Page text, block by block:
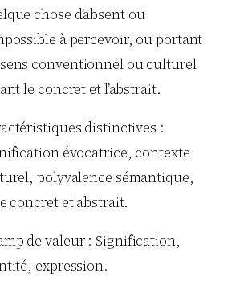
chose d’absent ou
à percevoir, ou portant
conventionnel ou culturel
le concret et l’abstrait.
distinctives :
évocatrice, contexte
polyvalence sémantique,
concret et abstrait.
de valeur : Signification,
expression.